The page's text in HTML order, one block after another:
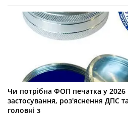
Чи потрібна ФОП печатка у 2026
застосування, роз'яснення ДПС та
головні з